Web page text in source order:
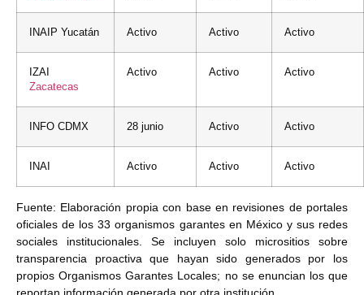
INAIP Yucatán Activo Activo Activo
IZAI
Zacatecas
Activo Activo Activo
INFO CDMX 28 junio Activo Activo
INAI Activo Activo Activo
Fuente: Elaboración propia con base en revisiones de portales
oficiales de los 33 organismos garantes en México y sus redes
sociales institucionales. Se incluyen solo micrositios sobre
transparencia proactiva que hayan sido generados por los
propios Organismos Garantes Locales; no se enuncian los que